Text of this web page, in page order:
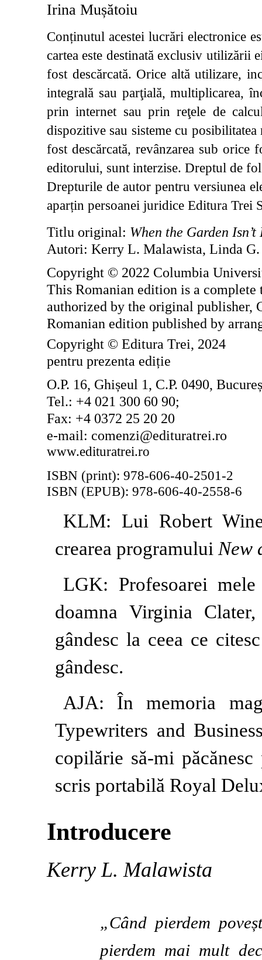
Irina Mușătoiu
Conținutul acestei lucrări electronice
cartea este destinată exclusiv utilizării
fost descărcată. Orice altă utilizare,
integrală sau parţială, multiplicarea,
prin internet sau prin reţele de
dispozitive sau sisteme cu
fost descărcată, revânzarea sub
editorului, sunt interzise. Dreptul de
Drepturile de autor pentru versiunea
aparțin persoanei juridice Editura Trei
Titlu original: When the Garden Isn’t
Autori: Kerry L. Malawista, Linda
Copyright © 2022 Columbia
This Romanian edition is a
authorized by the original publisher,
Romanian edition published by
Copyright © Editura Trei, 2024
pentru prezenta ediție
O.P. 16, Ghișeul 1, C.P. 0490,
Tel.: +4 021 300 60 90;
Fax: +4 0372 25 20 20
e-mail: comenzi@edituratrei.ro
www.edituratrei.ro
ISBN (print): 978-606-40-2501-2
ISBN (EPUB): 978-606-40-2558-6
KLM: Lui Robert
crearea programului New
LGK: Profesoarei
doamna Virginia
gândesc la ceea ce
gândesc.
AJA: În memoria
Typewriters and
copilărie să-mi
scris portabilă Royal
Introducere
Kerry L. Malawista
„Când pierdem
pierdem mai mult